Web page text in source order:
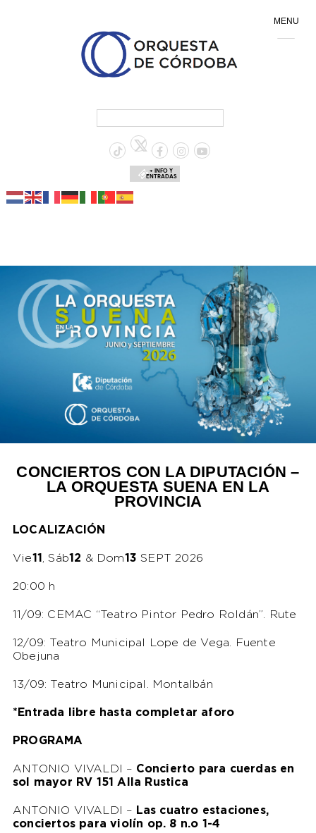
+ INFO Y
ENTRADAS
CONCIERTOS CON LA DIPUTACIÓN –
LA ORQUESTA SUENA EN LA
PROVINCIA
LOCALIZACIÓN
Vie11 , Sáb12 & Dom13 SEPT 2026
20:00 h
11/09: CEMAC “Teatro Pintor Pedro Roldán”. Rute
12/09: Teatro Municipal Lope de Vega. Fuente
Obejuna
13/09: Teatro Municipal. Montalbán
*Entrada libre hasta completar aforo
PROGRAMA
ANTONIO VIVALDI – Concierto para cuerdas en
sol mayor RV 151 Alla Rustica
ANTONIO VIVALDI – Las cuatro estaciones,
conciertos para violín op. 8 n.o 1-4
MENU